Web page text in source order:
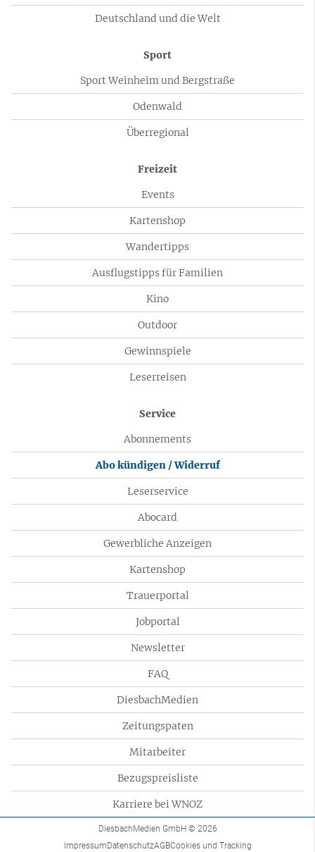
Deutschland und die Welt
Sport
Sport Weinheim und Bergstraße
Odenwald
Überregional
Freizeit
Events
Kartenshop
Wandertipps
Ausflugstipps für Familien
Kino
Outdoor
Gewinnspiele
Leserreisen
Service
Abonnements
Abo kündigen / Widerruf
Leserservice
Abocard
Gewerbliche Anzeigen
Kartenshop
Trauerportal
Jobportal
Newsletter
FAQ
DiesbachMedien
Zeitungspaten
Mitarbeiter
Bezugspreisliste
Karriere bei WNOZ
DiesbachMedien GmbH © 2026
ImpressumDatenschutzAGBCookies und Tracking